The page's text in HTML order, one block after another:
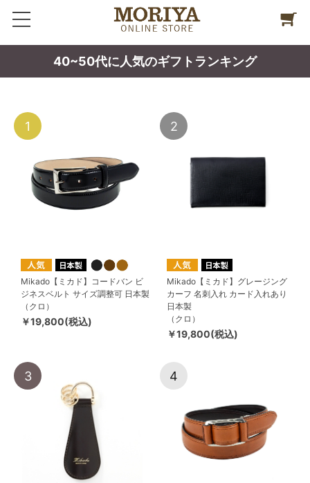
40~50代に人気のギフトランキング
1
Mikado【ミカド】コードバン ビ
ジネスベルト サイズ調整可 日本製
（クロ）
￥19,800(税込)
2
Mikado【ミカド】グレージング
カーフ 名刺入れ カード入れあり
日本製
（クロ）
￥19,800(税込)
3 4